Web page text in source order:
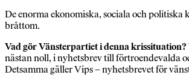
De enorma ekonomiska, sociala och
bråttom.
Vad gör Vänsterpartiet i denna krissituation?
nästan noll, i nyhetsbrev till förtroendevalda
Detsamma gäller Vips – nyhetsbrevet för